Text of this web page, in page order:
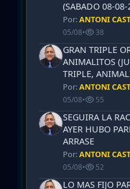
(SABADO 08-
Por:ANTONI
05/08• 38
GRAN TRIPLE
ANIMALITOS
TRIPLE,
Por:ANTONI
05/08• 55
SEGUIRA LA
AYER HUBO
ARRASE
Por:ANTONI
05/08• 52
LO MAS FIJO